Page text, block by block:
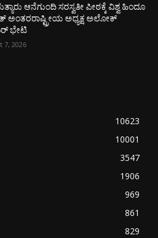
ಆನೆಗುಂದಿ ಸರಸ್ವತೀ ಪೀಠಕ್ಕೆ ವಿಶ್ವ ಹಿಂದೂ
ಅಂತರರಾಷ್ಟ್ರೀಯ ಅಧ್ಯಕ್ಷ ಅಲೋಕ್
ಭೇಟಿ
7, 2026
10623
10001
3547
1906
969
861
829